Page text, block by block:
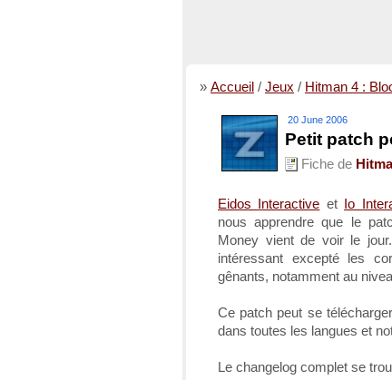
» Accueil / Jeux / Hitman 4 :
20 June 2006
Petit patch
Fiche de
Eidos Interactive et Io
nous apprendre que le
Money vient de voir le
intéressant excepté les
gênants, notamment au
Ce patch peut se
dans toutes les langues et
Le changelog complet se